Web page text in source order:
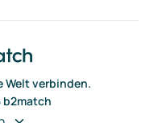
Welt verbinden.